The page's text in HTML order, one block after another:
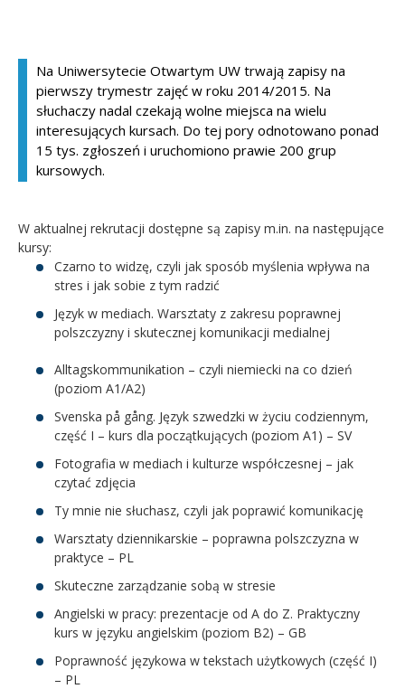
Absolwent
Na Uniwersytecie Otwartym UW trwają zapisy na
pierwszy trymestr zajęć w roku 2014/2015. Na
słuchaczy nadal czekają wolne miejsca na wielu
interesujących kursach. Do tej pory odnotowano ponad
15 tys. zgłoszeń i uruchomiono prawie 200 grup
kursowych.
W aktualnej rekrutacji dostępne są zapisy m.in. na następujące
kursy:
Czarno to widzę, czyli jak sposób myślenia wpływa na
stres i jak sobie z tym radzić
Język w mediach. Warsztaty z zakresu poprawnej
polszczyzny i skutecznej komunikacji medialnej
Alltagskommunikation – czyli niemiecki na co dzień
(poziom A1/A2)
Svenska på gång. Język szwedzki w życiu codziennym,
część I – kurs dla początkujących (poziom A1) – SV
Fotografia w mediach i kulturze współczesnej – jak
czytać zdjęcia
Ty mnie nie słuchasz, czyli jak poprawić komunikację
Warsztaty dziennikarskie – poprawna polszczyzna w
praktyce – PL
Skuteczne zarządzanie sobą w stresie
Angielski w pracy: prezentacje od A do Z. Praktyczny
kurs w języku angielskim (poziom B2) – GB
Poprawność językowa w tekstach użytkowych (część I)
– PL